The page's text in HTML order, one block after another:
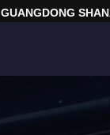
GUANGDONG